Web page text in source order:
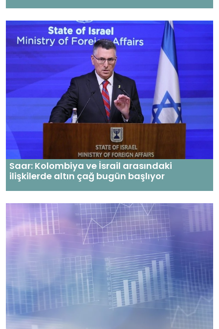
Saar: Kolombiya ve İsrail arasındaki
ilişkilerde altın çağ bugün başlıyor